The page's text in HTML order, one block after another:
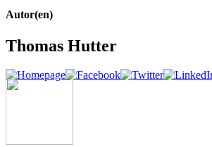
Autor(en)
Thomas Hutter